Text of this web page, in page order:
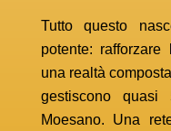
Tutto questo
potente:
una realtà
gestiscono
Moesano. Una